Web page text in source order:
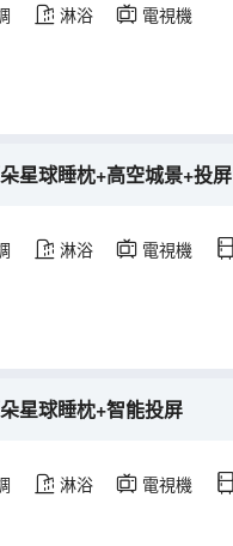
淋浴 電視機
星球睡枕+高空城景+投屏
淋浴 電視機
星球睡枕+智能投屏
淋浴 電視機